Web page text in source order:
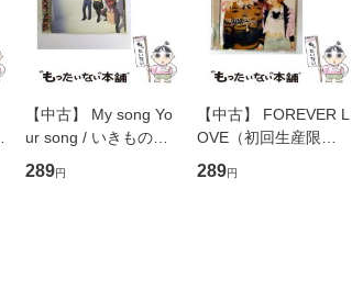
【中古】 My song Yo
ur song / いきものが
かり / [CD]【メール便
送料無料】
289円
【中古】 FOREVER L
OVE（初回生産限定
盤） / 清水翔太×加藤
ミリヤ / [CD]【メール
289円